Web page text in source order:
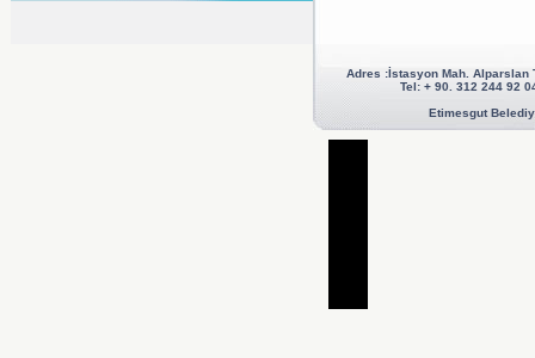
Adres :İstasyon Mah. Alparslan
Tel: + 90. 312 244 92
Etimesgut